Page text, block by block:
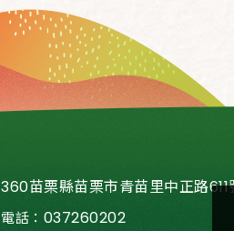
360苗栗縣苗栗市青苗里中正路611
電話： 037260202